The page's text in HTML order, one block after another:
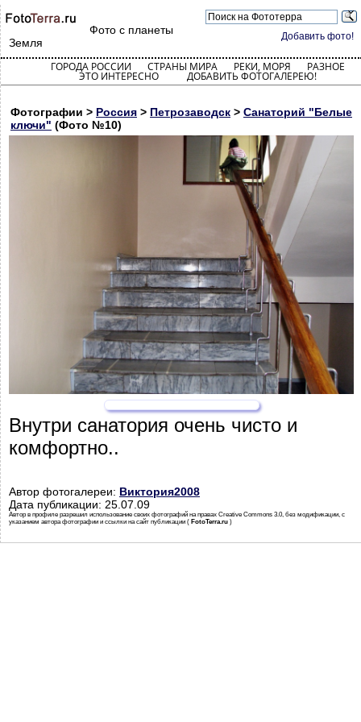
Добавить фото!
Фото с планеты
Земля
ГОРОДА РОССИИ СТРАНЫ МИРА РЕКИ, МОРЯ РАЗНОЕ
ЭТО ИНТЕРЕСНО ДОБАВИТЬ ФОТОГАЛЕРЕЮ!
Фотографии > Россия > Петрозаводск > Санаторий "Белые
ключи" (Фото №10)
Внутри санатория очень чисто и
комфортно..
Автор фотогалереи: Виктория2008
Дата публикации: 25.07.09
Автор в профиле разрешил использование своих фотографий на правах Creative Commons 3.0, без модификации, с
указанием автора фотографии и ссылки на сайт публикации ( FotoTerra.ru )